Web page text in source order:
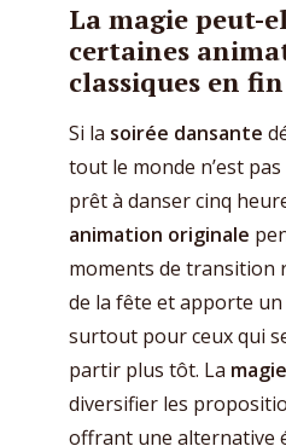
La magie peut-
certaines
classiques en
Si la soirée dansante
tout le monde n’est
prêt à danser cinq
animation originale
moments de transition
de la fête et apporte
surtout pour ceux qui
partir plus tôt. La magie
diversifier les
offrant une alternative